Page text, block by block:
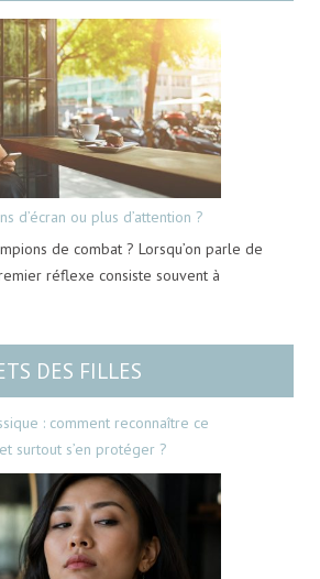
d’écran ou plus d’attention ?
de combat ? Lorsqu’on parle de
réflexe consiste souvent à
DES FILLES
: comment reconnaître ce
surtout s’en protéger ?